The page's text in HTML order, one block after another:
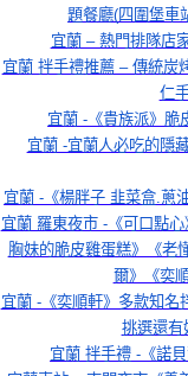
題餐廳(四圍堡車
宜蘭 – 熱門排隊店
宜蘭 拌手禮推薦 – 傳統炭
仁
宜蘭 -《貴族派》脆
宜蘭 -宜蘭人必吃的隱
宜蘭 -《楊胖子 韭菜盒.蔥
宜蘭 羅東夜市 -《可口點
胸妹的脆皮雞蛋糕》《老
爾》《奕
宜蘭 -《奕順軒》多款知名
挑選還有
宜蘭 拌手禮 -《諾